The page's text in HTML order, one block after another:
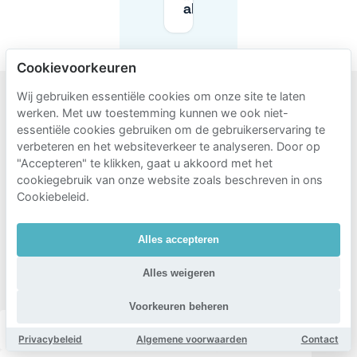
als bezoeker?
Populaire
gebieden
om te
in de
buurt
van Sint-
Cookievoorkeuren
Wij gebruiken essentiële cookies om onze site te laten
werken. Met uw toestemming kunnen we ook niet-
essentiële cookies gebruiken om de gebruikerservaring te
verbeteren en het websiteverkeer te analyseren. Door op
"Accepteren" te klikken, gaat u akkoord met het
cookiegebruik van onze website zoals beschreven in ons
Cookiebeleid.
Alles accepteren
Alles weigeren
Voorkeuren beheren
Privacybeleid Algemene voorwaarden Contact